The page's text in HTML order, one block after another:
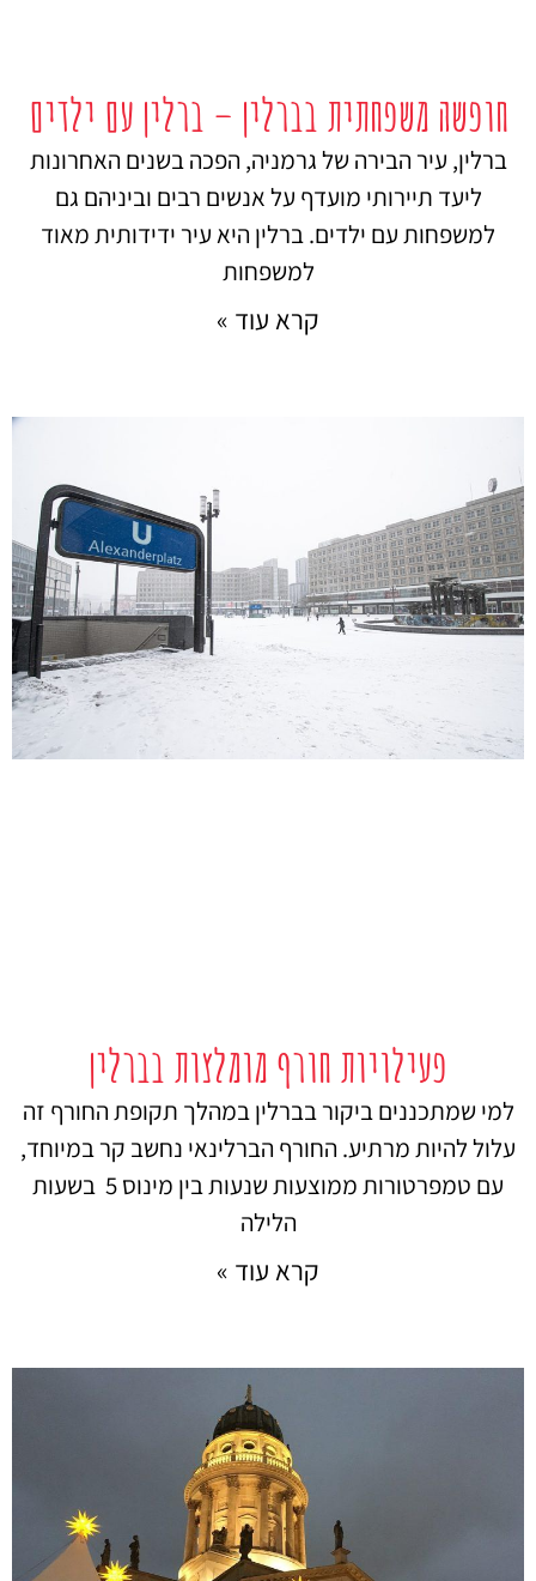
חופשה משפחתית בברלין – ברלין עם ילדים
ברלין, עיר הבירה של גרמניה, הפכה בשנים האחרונות
ליעד תיירותי מועדף על אנשים רבים וביניהם גם
למשפחות עם ילדים. ברלין היא עיר ידידותית מאוד
למשפחות
קרא עוד »
פעילויות חורף מומלצות בברלין
למי שמתכננים ביקור בברלין במהלך תקופת החורף זה
עלול להיות מרתיע. החורף הברלינאי נחשב קר במיוחד,
עם טמפרטורות ממוצעות שנעות בין מינוס 5 בשעות
הלילה
קרא עוד »